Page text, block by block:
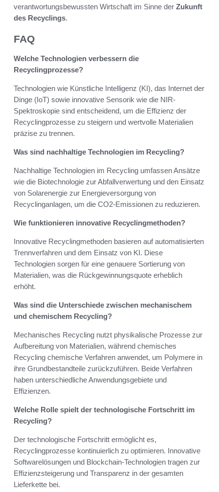
verantwortungsbewussten Wirtschaft im Sinne der Zukunft
des Recyclings.
FAQ
Welche Technologien verbessern die
Recyclingprozesse?
Technologien wie Künstliche Intelligenz (KI), das Internet der
Dinge (IoT) sowie innovative Sensorik wie die NIR-
Spektroskopie sind entscheidend, um die Effizienz der
Recyclingprozesse zu steigern und wertvolle Materialien
präzise zu trennen.
Was sind nachhaltige Technologien im Recycling?
Nachhaltige Technologien im Recycling umfassen Ansätze
wie die Biotechnologie zur Abfallverwertung und den Einsatz
von Solarenergie zur Energieversorgung von
Recyclinganlagen, um die CO2-Emissionen zu reduzieren.
Wie funktionieren innovative Recyclingmethoden?
Innovative Recyclingmethoden basieren auf automatisierten
Trennverfahren und dem Einsatz von KI. Diese
Technologien sorgen für eine genauere Sortierung von
Materialien, was die Rückgewinnungsquote erheblich
erhöht.
Was sind die Unterschiede zwischen mechanischem
und chemischem Recycling?
Mechanisches Recycling nutzt physikalische Prozesse zur
Aufbereitung von Materialien, während chemisches
Recycling chemische Verfahren anwendet, um Polymere in
ihre Grundbestandteile zurückzuführen. Beide Verfahren
haben unterschiedliche Anwendungsgebiete und
Effizienzen.
Welche Rolle spielt der technologische Fortschritt im
Recycling?
Der technologische Fortschritt ermöglicht es,
Recyclingprozesse kontinuierlich zu optimieren. Innovative
Softwarelösungen und Blockchain-Technologien tragen zur
Effizienzsteigerung und Transparenz in der gesamten
Lieferkette bei.